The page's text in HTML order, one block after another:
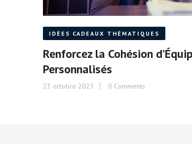
IDÉES CADEAUX THÉMATIQUES
Renforcez la Cohésion
Personnalisés
23 octobre 2023 0 Comments